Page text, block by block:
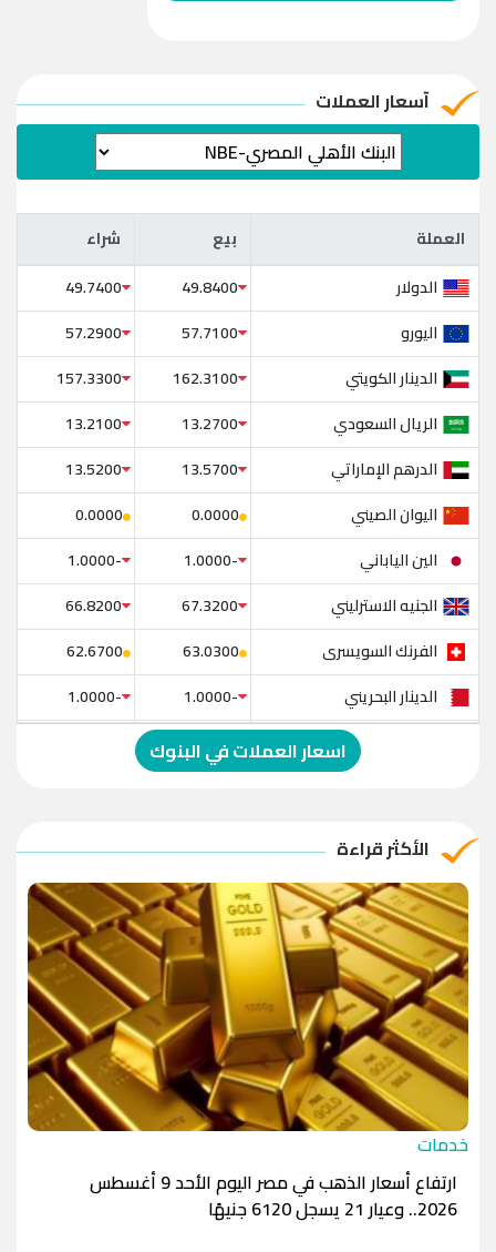
آسعار العملات
العملة بيع شراء العملة بيع
شراء
الدولار
49.8400
49.7400
اليورو
57.7100
57.2900
الدينار الكويتي
162.3100
157.3300
الريال السعودي
13.2700
13.2100
الدرهم الإماراتي
13.5700
13.5200
اليوان الصيني
0.0000
0.0000
الين الياباني
-1.0000
-1.0000
الجنيه الاسترليني
67.3200
66.8200
الفرنك السويسرى
63.0300
62.6700
الدينار البحريني
-1.0000
-1.0000
الدولار الإسترالي
-1.0000
الريال القطري
الدينار الأردني
-1.0000
-1.0000
اسعار العملات في البنوك
الأكثر قراءة
خدمات
ارتفاع أسعار الذهب في مصر اليوم الأحد 9 أغسطس
2026.. وعيار 21 يسجل 6120 جنيهًا